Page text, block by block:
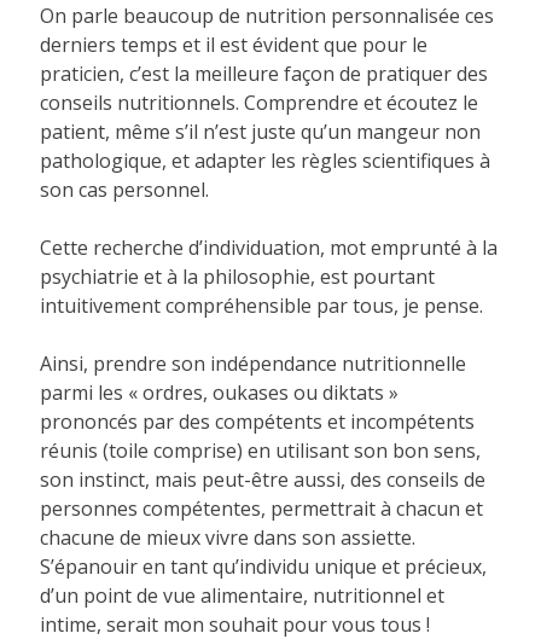
On parle beaucoup de nutrition personnalisée ces
derniers temps et il est évident que pour le
praticien, c’est la meilleure façon de pratiquer des
conseils nutritionnels. Comprendre et écoutez le
patient, même s’il n’est juste qu’un mangeur non
pathologique, et adapter les règles scientifiques à
son cas personnel.
Cette recherche d’individuation, mot emprunté à la
psychiatrie et à la philosophie, est pourtant
intuitivement compréhensible par tous, je pense.
Ainsi, prendre son indépendance nutritionnelle
parmi les « ordres, oukases ou diktats »
prononcés par des compétents et incompétents
réunis (toile comprise) en utilisant son bon sens,
son instinct, mais peut-être aussi, des conseils de
personnes compétentes, permettrait à chacun et
chacune de mieux vivre dans son assiette.
S’épanouir en tant qu’individu unique et précieux,
d’un point de vue alimentaire, nutritionnel et
intime, serait mon souhait pour vous tous !